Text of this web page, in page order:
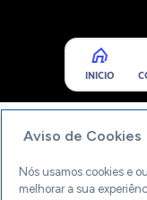
INICIO
Aviso de Cookies
Nós usamos cookies e
melhorar a sua